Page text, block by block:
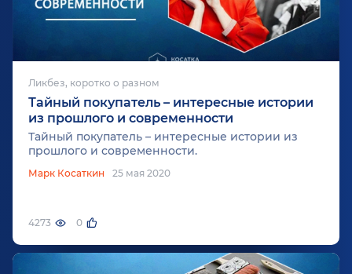
Ликбез, коротко о разном
Тайный покупатель – интересные истории
из прошлого и современности
Тайный покупатель – интересные истории из
прошлого и современности.
Марк Косаткин 25 мая 2020
4273 0